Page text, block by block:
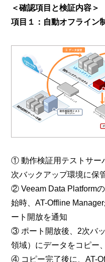
＜確認項目と検証内容＞
項目１：自動オフライン
① 動作検証用テストサー
次バックアップ環境に保
② Veeam Data Platform
始時、AT-Offline
ート開放を通知
③ ポート開放後、2次バ
領域）にデータをコピー
④ コピー完了後に、AT-